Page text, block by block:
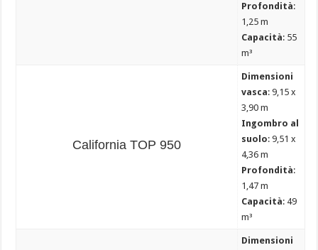
Profondità:
1,25 m
Capacità: 55
m³
California TOP 950
Dimensioni
vasca: 9,15 x
3,90 m
Ingombro al
suolo: 9,51 x
4,36 m
Profondità:
1,47 m
Capacità: 49
m³
Dimensioni